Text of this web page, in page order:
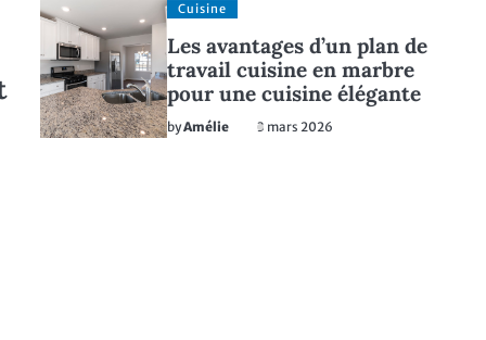
Cuisine
Les avantages d’un plan de
travail cuisine en marbre
pour une cuisine élégante
byAmélie 3 mars 2026